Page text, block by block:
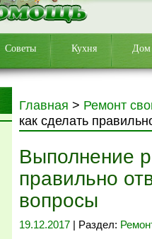
Советы Кухня Дом
Главная > Ремонт
как сделать
Выполнение
правильно
вопросы
19.12.2017 | Раздел: